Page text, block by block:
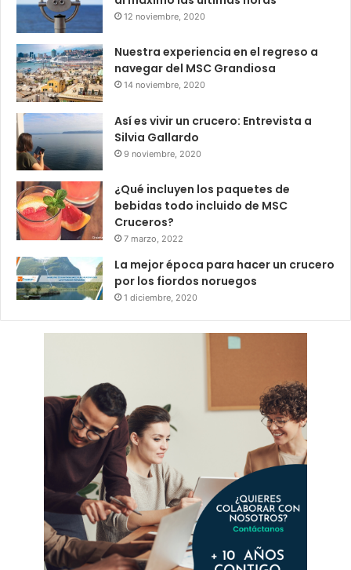
12 noviembre, 2020
Nuestra experiencia en el regreso a
navegar del MSC Grandiosa
14 noviembre, 2020
Así es vivir un crucero: Entrevista a
Silvia Gallardo
9 noviembre, 2020
¿Qué incluyen los paquetes de
bebidas todo incluido de MSC
Cruceros?
7 marzo, 2022
La mejor época para hacer un crucero
por los fiordos noruegos
1 diciembre, 2020